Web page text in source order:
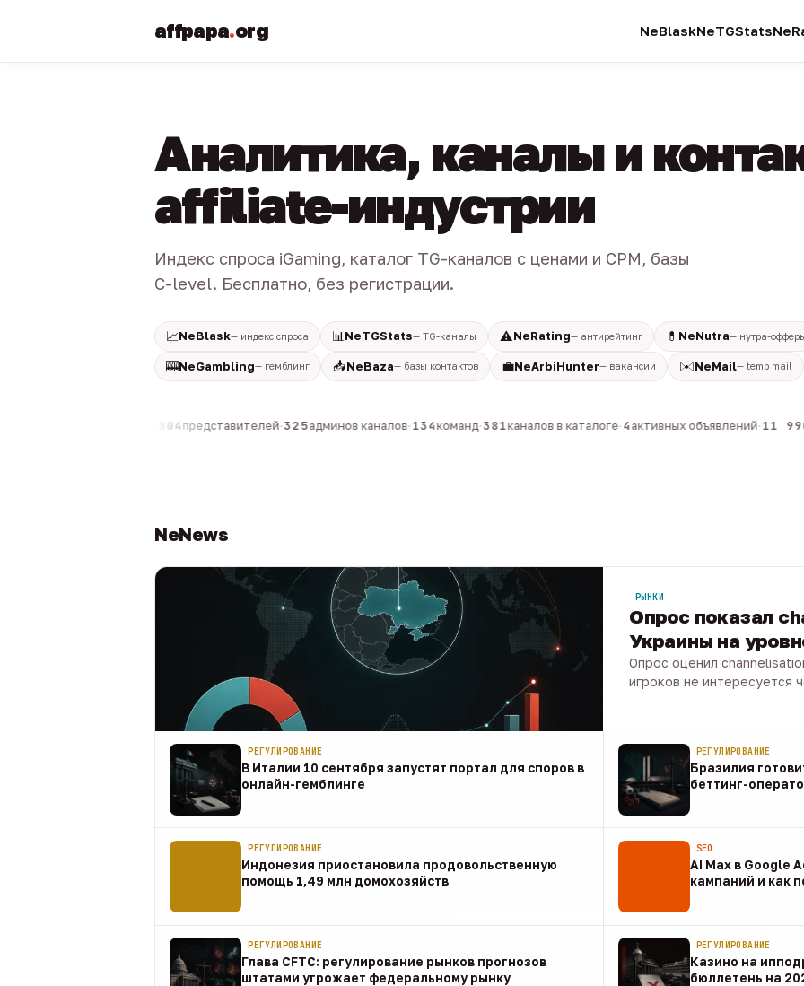
affpapa.org NeBlaskNeTGStats
Аналитика, каналы и
affiliate-индустрии
Индекс спроса iGaming, каталог TG-каналов с ценами и CPM, базы
C-level. Бесплатно, без регистрации.
📈NeBlask— индекс спроса 📊 NeTGStats— TG-каналы ⚠️NeRating— антирейтинг 💊 NeNutra— нутра-
🎰NeGambling— гемблинг 📥NeBaza— базы контактов 💼NeArbiHunter— вакансии ✉️NeMail— temp mail
804представителей·325админов каналов·134команд·381каналов в каталоге·4активных объявлений·11 990
NeNews
РЫНКИ
Опрос показал
Украины на
Опрос оценил
игроков не интересуется
РЕГУЛИРОВАНИЕ
В Италии 10 сентября запустят портал для споров в
онлайн-гемблинге
РЕГУЛИРОВАНИЕ
Бразилия
беттинг-
07 авг
РЕГУЛИРОВАНИЕ
Индонезия приостановила продовольственную
помощь 1,49 млн домохозяйств
SEO
AI Max в Google
кампаний и как
07 авг
РЕГУЛИРОВАНИЕ
Глава CFTC: регулирование рынков прогнозов
штатами угрожает федеральному рынку
РЕГУЛИРОВАНИЕ
Казино на
бюллетень на